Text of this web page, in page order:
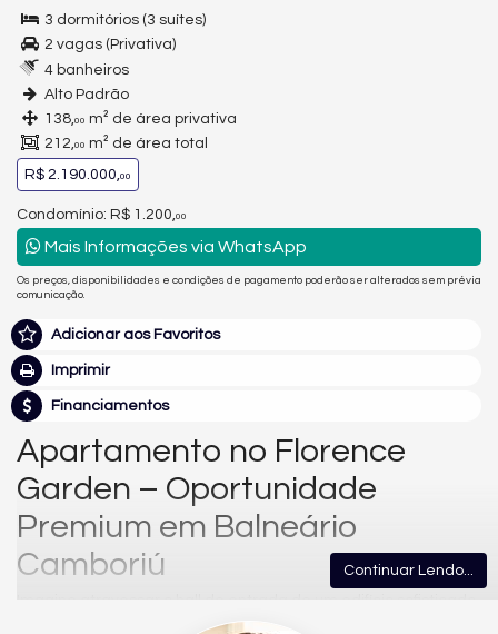
3 dormitórios (3 suítes)
2 vagas (Privativa)
4 banheiros
Alto Padrão
138,00 m² de área privativa
212,00 m² de área total
R$ 2.190.000,00
Condomínio: R$ 1.200, 00
Mais Informações via WhatsApp
Os preços, disponibilidades e condições de pagamento poderão ser alterados sem prévia
comunicação.
Adicionar aos Favoritos
Imprimir
Financiamentos
Apartamento no Florence
Garden – Oportunidade
Premium em Balneário
Camboriú
no centro de Balneário Camboriú (SC) e entrar no seu novo lar: o
Continuar Lendo...